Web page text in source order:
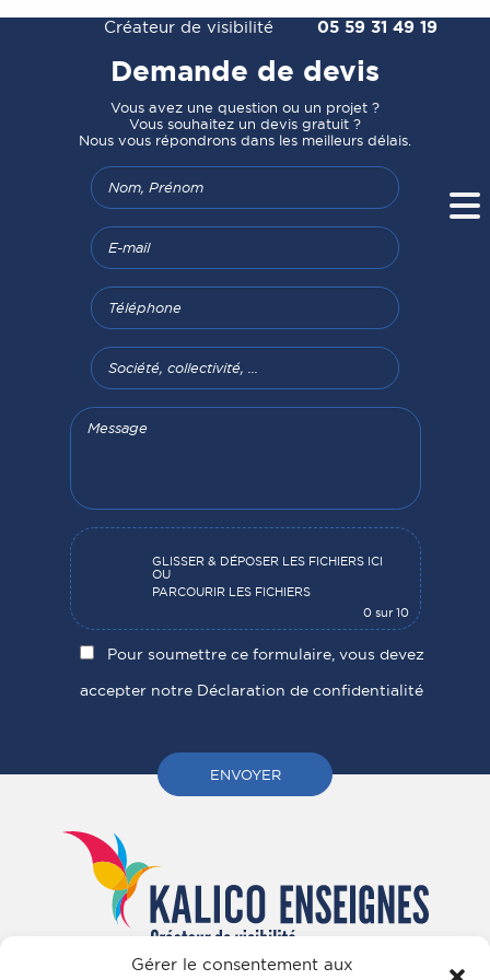
Gérer le consentement aux
Créateur de visibilité 05 59 31 49 19
Demande de devis
Vous avez une question ou un projet ?
Vous souhaitez un devis gratuit ?
Nous vous répondrons dans les meilleurs délais.
Nom, Prénom
E-mail
Téléphone
Société, collectivité, ...
Message
GLISSER & DÉPOSER LES FICHIERS ICI
OU
PARCOURIR LES FICHIERS
0sur 10
Pour soumettre ce formulaire, vous devez
accepter notre Déclaration de confidentialité